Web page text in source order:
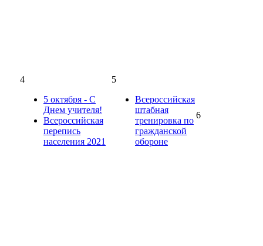
4
5 октября - С
Днем учителя!
Всероссийская
перепись
населения 2021
5
Всероссийская
штабная
тренировка по
гражданской
обороне
6